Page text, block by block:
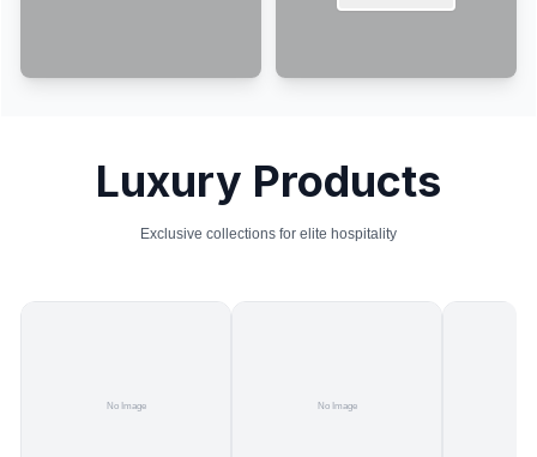
Luxury Products
Exclusive collections for elite hospitality